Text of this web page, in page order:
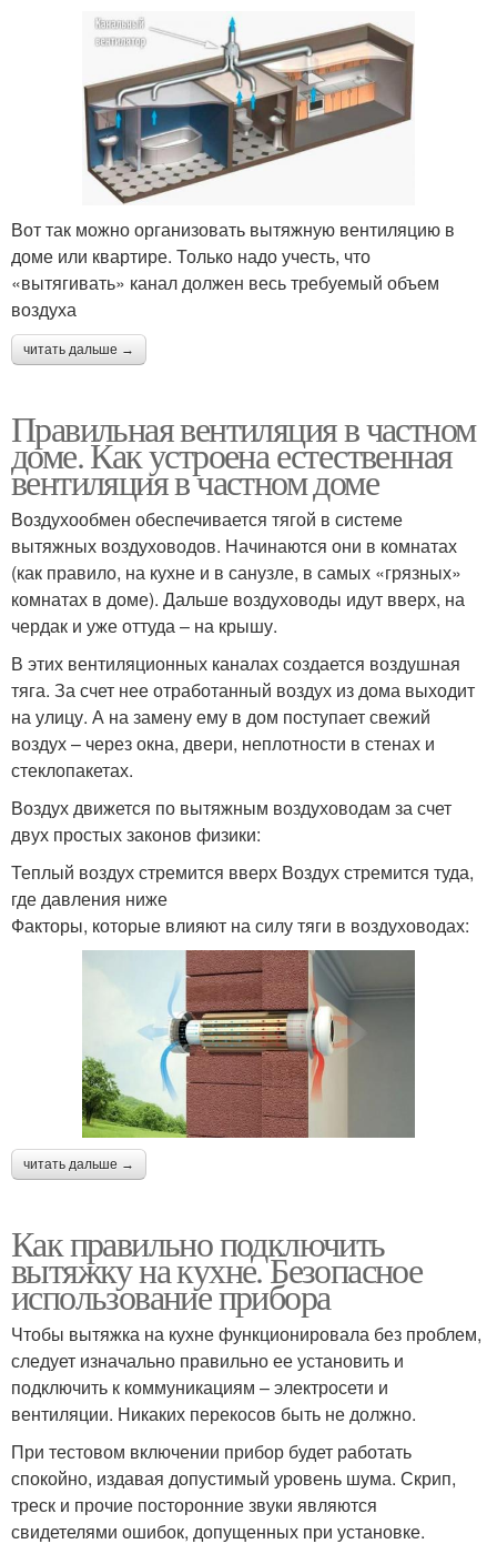
Вот так можно организовать вытяжную вентиляцию в
доме или квартире. Только надо учесть, что
«вытягивать» канал должен весь требуемый объем
воздуха
читать дальше →
Правильная вентиляция в частном
доме. Как устроена естественная
вентиляция в частном доме
Воздухообмен обеспечивается тягой в системе
вытяжных воздуховодов. Начинаются они в комнатах
(как правило, на кухне и в санузле, в самых «грязных»
комнатах в доме). Дальше воздуховоды идут вверх, на
чердак и уже оттуда – на крышу.
В этих вентиляционных каналах создается воздушная
тяга. За счет нее отработанный воздух из дома выходит
на улицу. А на замену ему в дом поступает свежий
воздух – через окна, двери, неплотности в стенах и
стеклопакетах.
Воздух движется по вытяжным воздуховодам за счет
двух простых законов физики:
Теплый воздух стремится вверх Воздух стремится туда,
где давления ниже
Факторы, которые влияют на силу тяги в воздуховодах:
читать дальше →
Как правильно подключить
вытяжку на кухне. Безопасное
использование прибора
Чтобы вытяжка на кухне функционировала без проблем,
следует изначально правильно ее установить и
подключить к коммуникациям – электросети и
вентиляции. Никаких перекосов быть не должно.
При тестовом включении прибор будет работать
спокойно, издавая допустимый уровень шума. Скрип,
треск и прочие посторонние звуки являются
свидетелями ошибок, допущенных при установке.